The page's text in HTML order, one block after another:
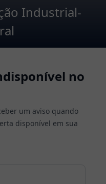
Industrial-
no
um aviso quando
disponível em sua